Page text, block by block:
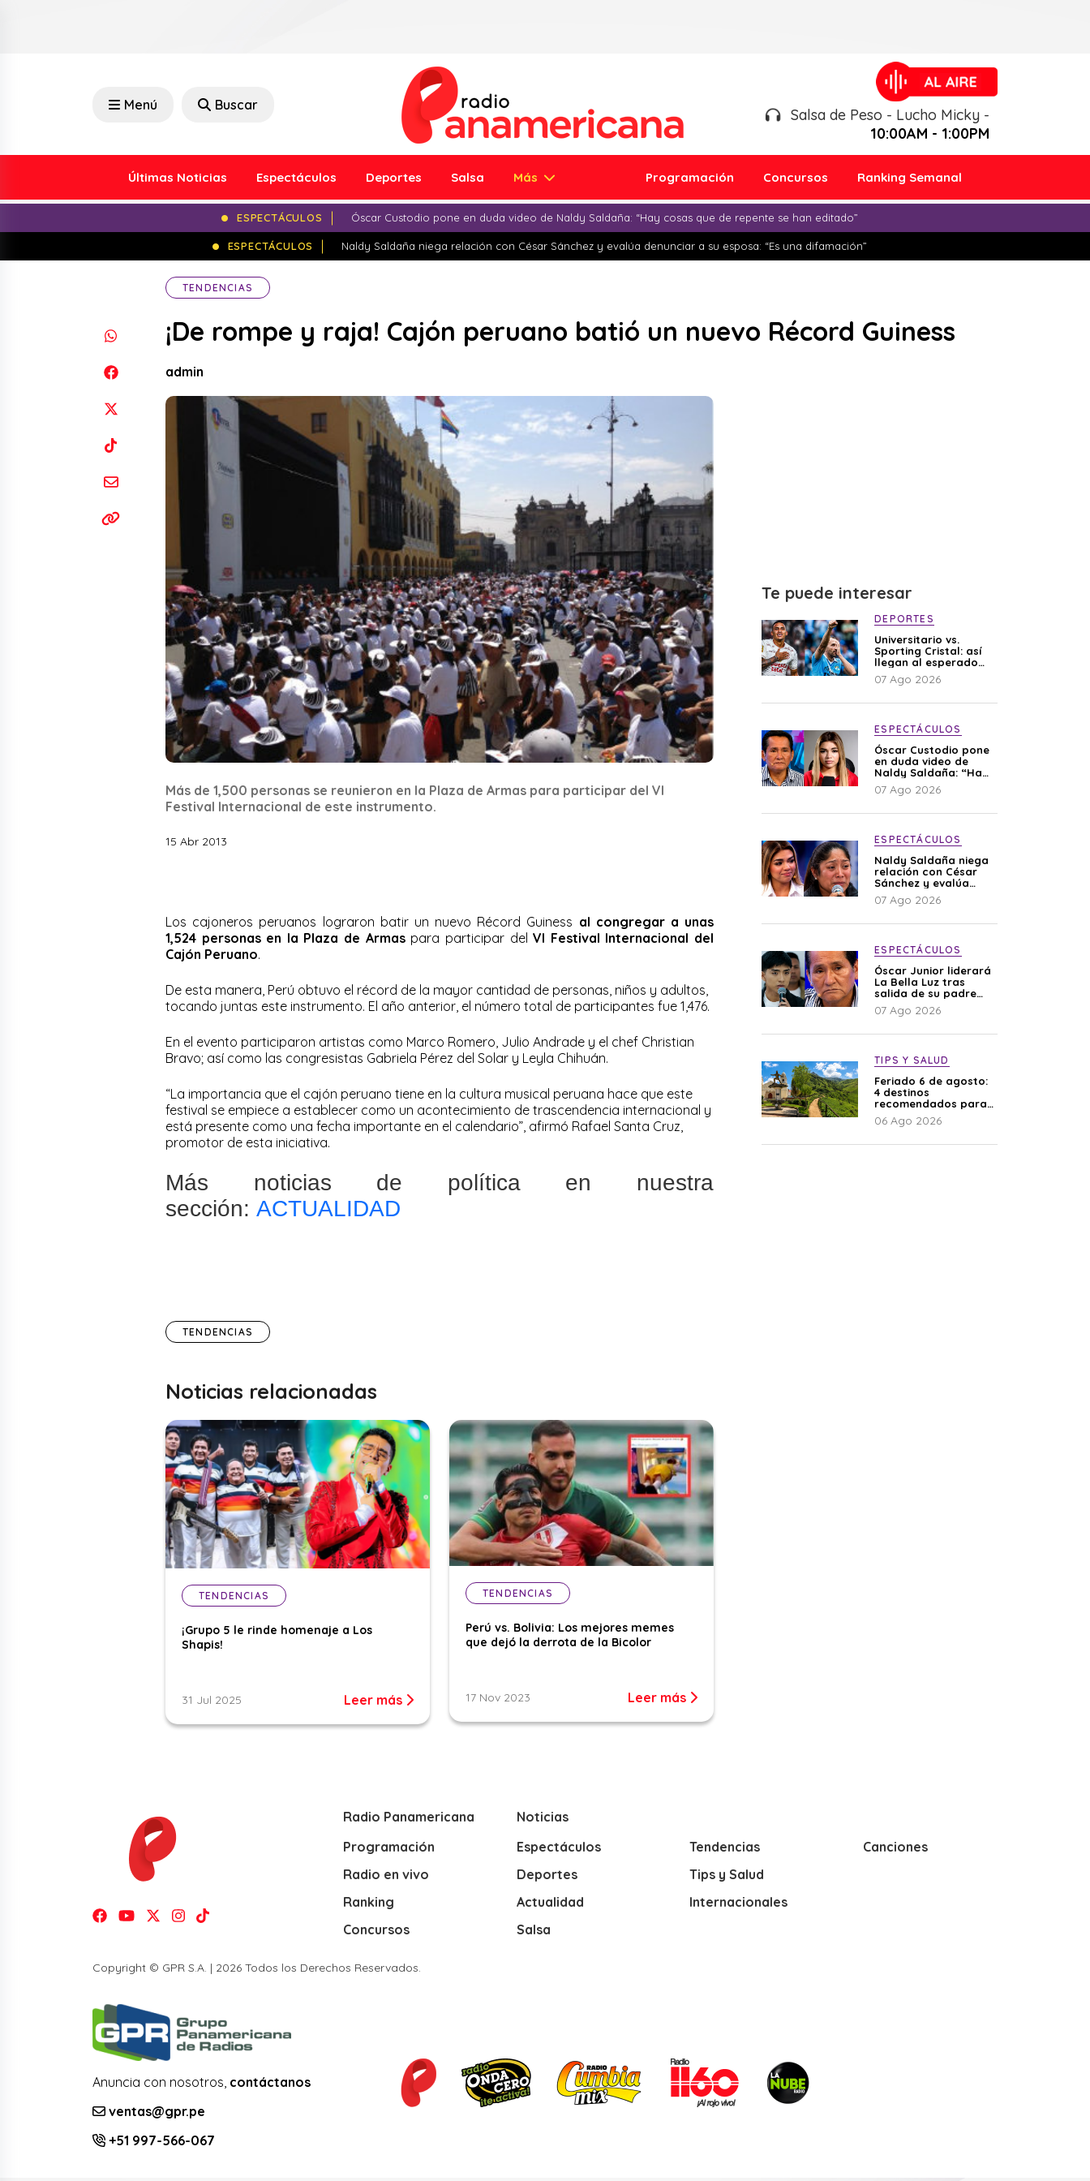
Menú Buscar
Salsa de Peso - Lucho Micky -
10:00AM - 1:00PM
Últimas Noticias Espectáculos Deportes Salsa Más Programación Concursos Ranking Semanal
ESPECTÁCULOS Óscar Custodio pone en duda video de Naldy Saldaña: “Hay cosas que de repente se han editado”
ESPECTÁCULOS Naldy Saldaña niega relación con César Sánchez y evalúa denunciar a su esposa: “Es una difamación”
TENDENCIAS
¡De rompe y raja! Cajón peruano batió un nuevo Récord Guiness
admin
Más de 1,500 personas se reunieron en la Plaza de Armas para participar del VI
Festival Internacional de este instrumento.
15 Abr 2013
Los cajoneros peruanos lograron batir un nuevo Récord Guiness al congregar a unas
1,524 personas en la Plaza de Armaspara participar delVI Festival Internacional del
Cajón Peruano.
De esta manera, Perú obtuvo el récord de la mayor cantidad de personas, niños y adultos,
tocando juntas este instrumento. El año anterior, el número total de participantes fue 1,476.
En el evento participaron artistas como Marco Romero, Julio Andrade y el chef Christian
Bravo; así como las congresistas Gabriela Pérez del Solar y Leyla Chihuán.
“La importancia que el cajón peruano tiene en la cultura musical peruana hace que este
festival se empiece a establecer como un acontecimiento de trascendencia internacional y
está presente como una fecha importante en el calendario”, afirmó Rafael Santa Cruz,
promotor de esta iniciativa.
Más noticias de política en nuestra
sección: ACTUALIDAD
TENDENCIAS
Noticias relacionadas
TENDENCIAS
¡Grupo 5 le rinde homenaje a Los
Shapis!
31 Jul 2025 Leer más
TENDENCIAS
Perú vs. Bolivia: Los mejores memes
que dejó la derrota de la Bicolor
17 Nov 2023 Leer más
Te puede interesar
DEPORTES
Universitario vs.
Sporting Cristal: así
llegan al esperado
duelo
07 Ago 2026
ESPECTÁCULOS
Óscar Custodio pone
en duda video de
Naldy Saldaña: “Hay
cosas que de repente
se han editado”
07 Ago 2026
ESPECTÁCULOS
Naldy Saldaña niega
relación con César
Sánchez y evalúa
denunciar a su
esposa: “Es una
07 Ago 2026
ESPECTÁCULOS
Óscar Junior liderará
La Bella Luz tras
salida de su padre
por polémica con
Naldy Saldaña
07 Ago 2026
TIPS Y SALUD
Feriado 6 de agosto:
4 destinos
recomendados para
disfrutar el descanso
06 Ago 2026
Radio Panamericana
Programación
Radio en vivo
Ranking
Concursos
Noticias
Espectáculos
Deportes
Actualidad
Salsa
Tendencias
Tips y Salud
Internacionales
Canciones
Copyright © GPR S.A. | 2026 Todos los Derechos Reservados.
Anuncia con nosotros, contáctanos
ventas@gpr.pe
+51 997-566-067